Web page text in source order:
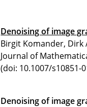
Denoising of image
Birgit Komander, Dirk
Journal of
(doi: 10.1007/s10851-
Denoising of image